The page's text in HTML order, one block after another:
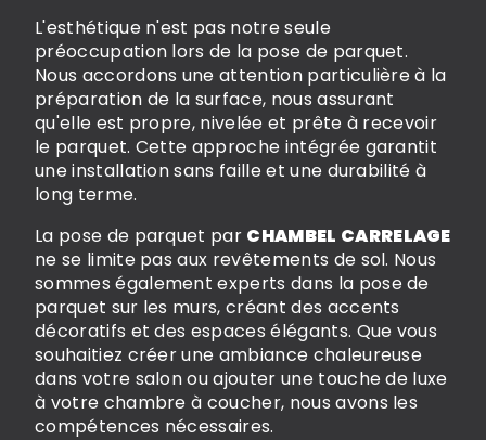
L'esthétique n'est pas notre seule
préoccupation lors de la pose de parquet.
Nous accordons une attention particulière à la
préparation de la surface, nous assurant
qu'elle est propre, nivelée et prête à recevoir
le parquet. Cette approche intégrée garantit
une installation sans faille et une durabilité à
long terme.
La pose de parquet par CHAMBEL CARRELAGE
ne se limite pas aux revêtements de sol. Nous
sommes également experts dans la pose de
parquet sur les murs, créant des accents
décoratifs et des espaces élégants. Que vous
souhaitiez créer une ambiance chaleureuse
dans votre salon ou ajouter une touche de luxe
à votre chambre à coucher, nous avons les
compétences nécessaires.